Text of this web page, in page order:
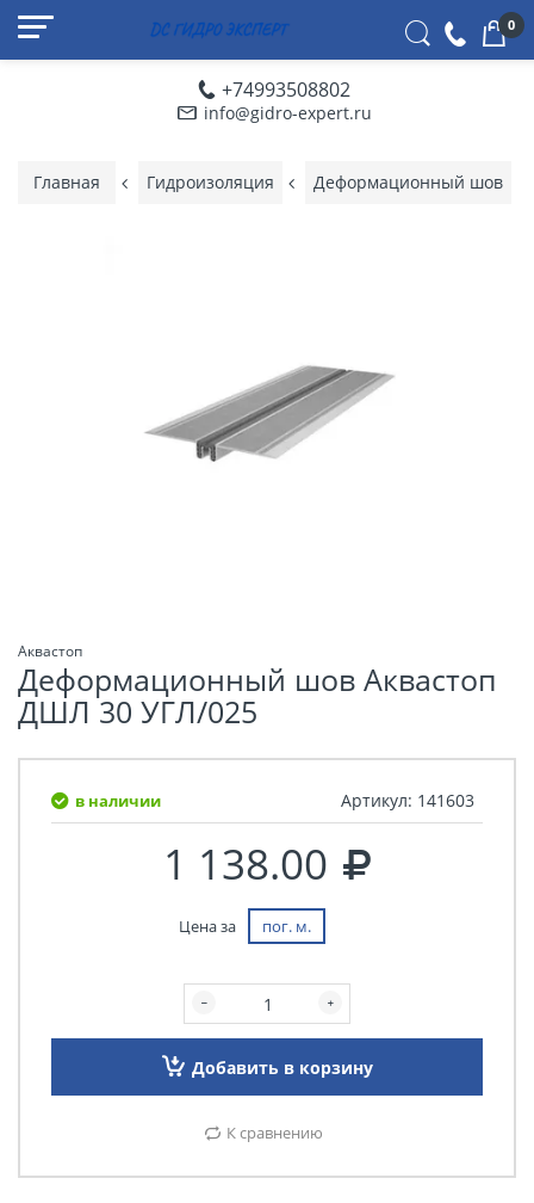
+74993508802
info@gidro-expert.ru
0
Главная Гидроизоляция Деформационный шов
Аквастоп
Деформационный шов Аквастоп
ДШЛ 30 УГЛ/025
в наличии Артикул: 141603
1 138.00
Цена за пог. м.
Добавить в корзину
К сравнению